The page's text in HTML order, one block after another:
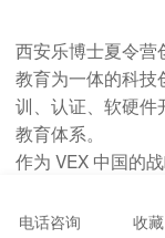
西安乐博士夏令营
教育为一体的科技
训、认证、软硬件
教育体系。
作为 VEX 中国的
士始终持“学有所
电话咨询 收藏